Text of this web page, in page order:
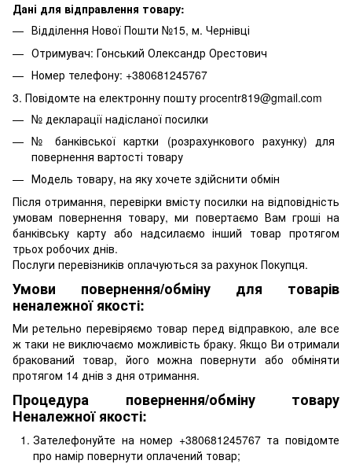
Дані для відправлення товару:
Відділення Нової Пошти №15, м. Чернівці
Отримувач: Гонський Олександр Орестович
Номер телефону: +380681245767
3. Повідомте на електронну пошту procentr819@gmail.com
№ декларації надісланої посилки
№ банківської картки (розрахункового рахунку) для
повернення вартості товару
Модель товару, на яку хочете здійснити обмін
Після отримання, перевірки вмісту посилки на відповідність
умовам повернення товару, ми повертаємо Вам гроші на
банківську карту або надсилаємо інший товар протягом
трьох робочих днів.
Послуги перевізників оплачуються за рахунок Покупця.
Умови повернення/обміну для товарів
неналежної якості:
Ми ретельно перевіряємо товар перед відправкою, але все
ж таки не виключаємо можливість браку. Якщо Ви отримали
бракований товар, його можна повернути або обміняти
протягом 14 днів з дня отримання.
Процедура повернення/обміну товару
Неналежної якості:
Зателефонуйте на номер +380681245767 та повідомте
про намір повернути оплачений товар;